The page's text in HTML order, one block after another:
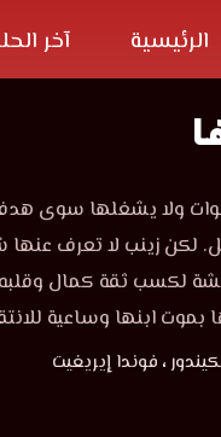
الرئيسية آخر
ولا يشغلها سوى هدف
زينب لا تعرف عنها
لكسب ثقة كمال
بموت ابنها وساعية
، فوندا إيريغيت